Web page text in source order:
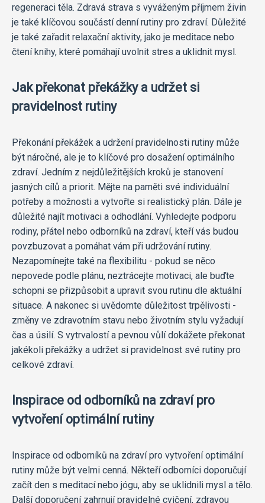
regeneraci těla. Zdravá strava s vyváženým příjmem živin
je také klíčovou součástí denní rutiny pro zdraví. Důležité
je také zařadit relaxační aktivity, jako je meditace nebo
čtení knihy, které pomáhají uvolnit stres a uklidnit mysl.
Jak překonat překážky a udržet si
pravidelnost rutiny
Překonání překážek a udržení pravidelnosti rutiny může
být náročné, ale je to klíčové pro dosažení optimálního
zdraví. Jedním z nejdůležitějších kroků je stanovení
jasných cílů a priorit. Mějte na paměti své individuální
potřeby a možnosti a vytvořte si realistický plán. Dále je
důležité najít motivaci a odhodlání. Vyhledejte podporu
rodiny, přátel nebo odborníků na zdraví, kteří vás budou
povzbuzovat a pomáhat vám při udržování rutiny.
Nezapomínejte také na flexibilitu - pokud se něco
nepovede podle plánu, neztrácejte motivaci, ale buďte
schopni se přizpůsobit a upravit svou rutinu dle aktuální
situace. A nakonec si uvědomte důležitost trpělivosti -
změny ve zdravotním stavu nebo životním stylu vyžadují
čas a úsilí. S vytrvalostí a pevnou vůlí dokážete překonat
jakékoli překážky a udržet si pravidelnost své rutiny pro
celkové zdraví.
Inspirace od odborníků na zdraví pro
vytvoření optimální rutiny
Inspirace od odborníků na zdraví pro vytvoření optimální
rutiny může být velmi cenná. Někteří odborníci doporučují
začít den s meditací nebo jógu, aby se uklidnili mysl a tělo.
Další doporučení zahrnují pravidelné cvičení, zdravou